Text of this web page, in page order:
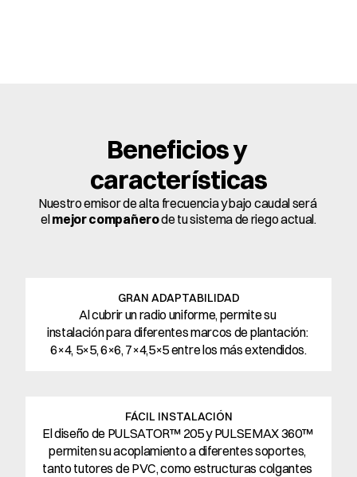
Beneficios y
características
Nuestro emisor de alta frecuencia y bajo caudal será
el mejor compañero de tu sistema de riego actual.
GRAN ADAPTABILIDAD
Al cubrir un radio uniforme, permite su
instalación para diferentes marcos de plantación:
6×4, 5×5, 6×6, 7×4,5×5 entre los más extendidos.
FÁCIL INSTALACIÓN
El diseño de PULSATOR™ 205 y PULSEMAX 360™
permiten su acoplamiento a diferentes soportes,
tanto tutores de PVC, como estructuras colgantes